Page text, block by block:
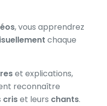
, vous apprendrez
chaque
et explications,
reconnaître
criset leurs chants.